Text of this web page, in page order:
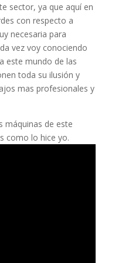
sector, ya que aquí en
con respecto a
necesaria para
vez voy conociendo
este mundo de las
toda su ilusión y
mas profesionales y
máquinas de este
como lo hice yo.